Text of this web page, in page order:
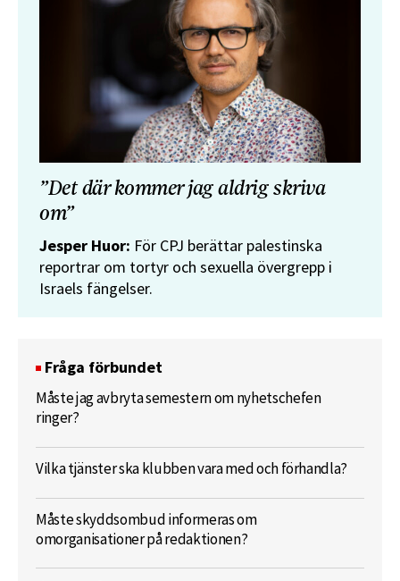
”Det där kommer jag aldrig skriva
om”
Jesper Huor: För CPJ berättar palestinska
reportrar om tortyr och sexuella övergrepp i
Israels fängelser.
Fråga förbundet
Måste jag avbryta semestern om nyhetschefen
ringer?
Vilka tjänster ska klubben vara med och förhandla?
Måste skyddsombud informeras om
omorganisationer på redaktionen?